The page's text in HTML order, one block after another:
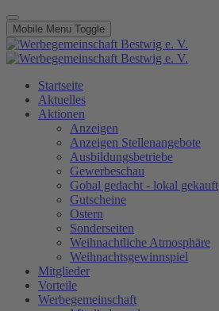
Mobile Menu Toggle
Startseite
Aktuelles
Aktionen
Anzeigen
Anzeigen Stellenangebote
Ausbildungsbetriebe
Gewerbeschau
Gobal gedacht - lokal gekauft
Gutscheine
Ostern
Sonderseiten
Weihnachtliche Atmosphäre
Weihnachtsgewinnspiel
Mitglieder
Vorteile
Werbegemeinschaft